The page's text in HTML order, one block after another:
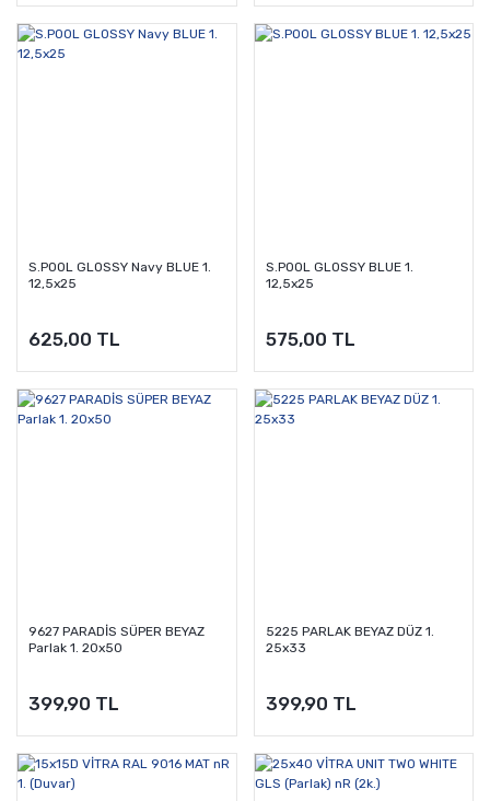
S.POOL GLOSSY Navy BLUE 1.
12,5x25
625,00 TL
S.POOL GLOSSY BLUE 1.
12,5x25
575,00 TL
9627 PARADİS SÜPER BEYAZ
Parlak 1. 20x50
399,90 TL
5225 PARLAK BEYAZ DÜZ 1.
25x33
399,90 TL